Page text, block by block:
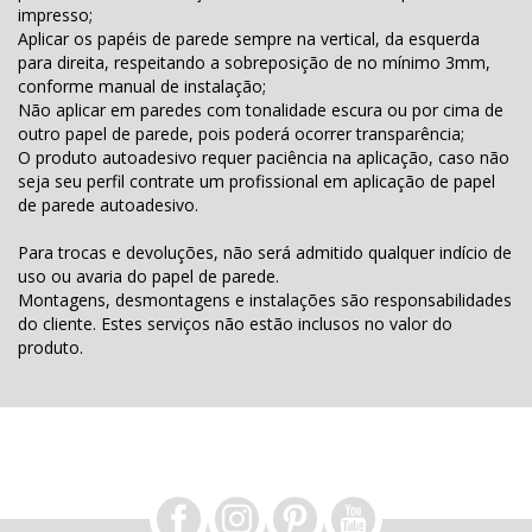
impresso;
Aplicar os papéis de parede sempre na vertical, da esquerda
para direita, respeitando a sobreposição de no mínimo 3mm,
conforme manual de instalação;
Não aplicar em paredes com tonalidade escura ou por cima de
outro papel de parede, pois poderá ocorrer transparência;
O produto autoadesivo requer paciência na aplicação, caso não
seja seu perfil contrate um profissional em aplicação de papel
de parede autoadesivo.
Para trocas e devoluções, não será admitido qualquer indício de
uso ou avaria do papel de parede.
Montagens, desmontagens e instalações são responsabilidades
do cliente. Estes serviços não estão inclusos no valor do
produto.